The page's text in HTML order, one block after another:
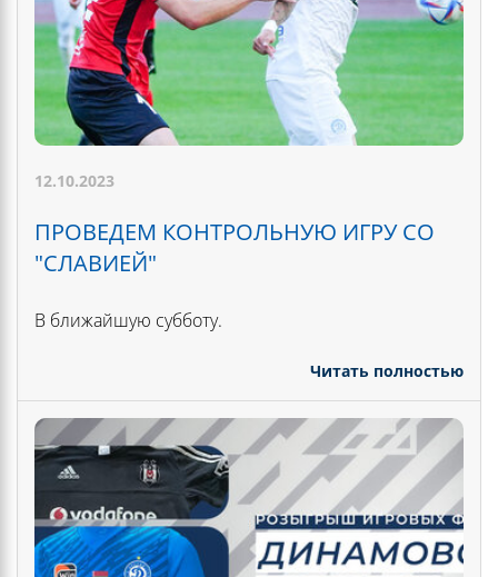
12.10.2023
ПРОВЕДЕМ КОНТРОЛЬНУЮ ИГРУ СО
"СЛАВИЕЙ"
В ближайшую субботу.
Читать полностью